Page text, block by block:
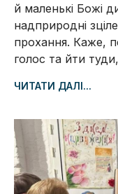
й маленькі Божі
надприродні
прохання. Каже,
голос та йти
ЧИТАТИ ДАЛІ...